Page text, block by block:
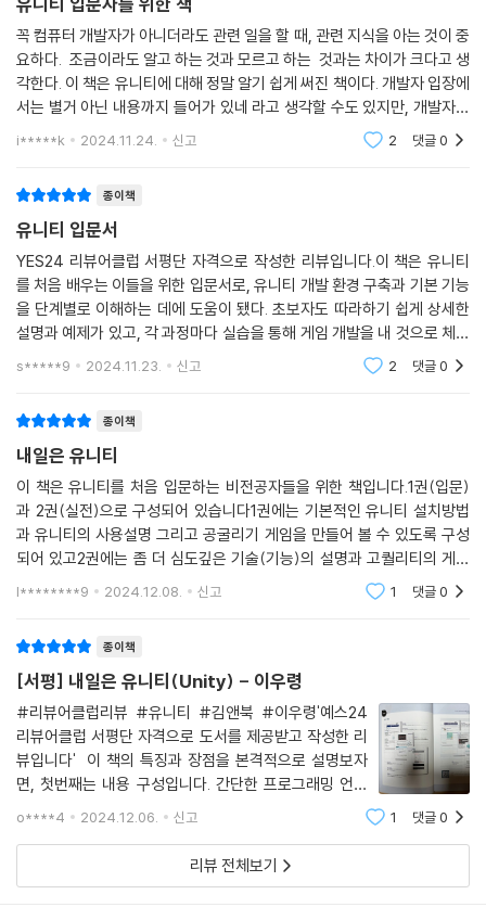
CHAPTER 08 실습 프로젝트 06: 3D 보석 모으기 게임
01 프로젝트, 에셋, 오브젝트
02 게임 로직
03 오디오와 점수 기록, UI
부록 02 C# 객체지향
01 객체지향
02 클래스와 인스턴스
03 상속과 엑세스 한정자
04 배열과 컬렉션
05 정적 변수와 메소드
06 추상 클래스와 인터페이스
꼭 컴퓨터 개발자가 아니더라도 관련 일을 할 때, 관련 지식을 아는 것이 중
요하다. 조금이라도 알고 하는 것과 모르고 하는 것과는 차이가 크다고 생
각한다. 이 책은 유니티에 대해 정말 알기 쉽게 써진 책이다. 개발자 입장에
서는 별거 아닌 내용까지 들어가 있네 라고 생각할 수도 있지만, 개발자가
아닌 입장에서는 참 쉽게 이런 것 까지 설명을 해주고 있네라고 느낄 수 있
i*****k 2024.11.24. 신고 2 댓글0
종이책
유니티 입문서
YES24 리뷰어클럽 서평단 자격으로 작성한 리뷰입니다.이 책은 유니티
를 처음 배우는 이들을 위한 입문서로, 유니티 개발 환경 구축과 기본 기능
을 단계별로 이해하는 데에 도움이 됐다. 초보자도 따라하기 쉽게 상세한
설명과 예제가 있고, 각 과정마다 실습을 통해 게임 개발을 내 것으로 체득
할 수 있도록 구성되어 있다. 특히, 독자가 겪을 수 있는 어려움들을 미리
s*****9 2024.11.23. 신고 2 댓글0
종이책
내일은 유니티
이 책은 유니티를 처음 입문하는 비전공자들을 위한 책입니다.1권(입문)
과 2권(실전)으로 구성되어 있습니다1권에는 기본적인 유니티 설치방법
과 유니티의 사용설명 그리고 공굴리기 게임을 만들어 볼 수 있도록 구성
되어 있고2권에는 좀 더 심도깊은 기술(기능)의 설명과 고퀄리티의 게임
을 따라서 만들어 볼 수 있도록 구성되어 있습니다.저도 유니티에 관심을
l********9 2024.12.08. 신고 1 댓글0
종이책
[서평] 내일은 유니티(Unity) - 이우령
#리뷰어클럽리뷰 #유니티 #김앤북 #이우령'예스24
리뷰어클럽 서평단 자격으로 도서를 제공받고 작성한 리
뷰입니다' 이 책의 특징과 장점을 본격적으로 설명보자
면, 첫번째는 내용 구성입니다. 간단한 프로그래밍 언어
소개로 시작하는 다른 책들과는 달리, 곧바로 본론으로 들
록에서 다루고 있는데, Unity를 입문하기에는 충분한
o****4 2024.12.06. 신고 1 댓글0
리뷰 전체보기